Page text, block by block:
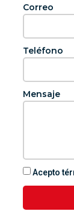
Correo
Teléfono
Mensaje
Acepto